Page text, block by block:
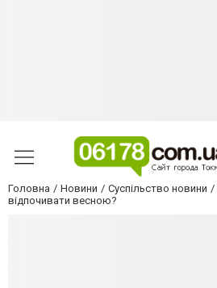
Головна Новини Суспільство новини
відпочивати весною?